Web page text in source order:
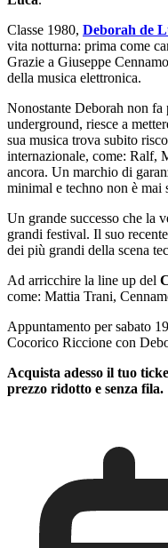
Classe 1980, Deborah de
vita notturna: prima come
Grazie a Giuseppe
della musica elettronica.
Nonostante Deborah non fa
underground, riesce a
sua musica trova subito
internazionale, come: Ralf,
ancora. Un marchio di
minimal e techno non è mai
Un grande successo che la
grandi festival. Il suo
dei più grandi della scena
Ad arricchire la line up del
come: Mattia Trani,
Appuntamento per sabato
Cocorico Riccione con
Acquista adesso il tuo
prezzo ridotto e senza fila.